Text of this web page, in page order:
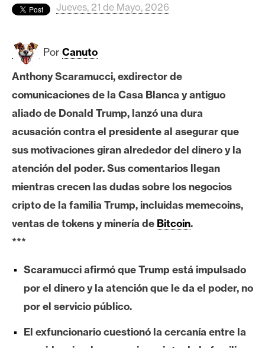
s
B
t
c
o
i
n
E
e
u
m
I
A
Jueves, 21 de Mayo, 2026
Por Canuto
Anthony Scaramucci, exdirector de
comunicaciones de la Casa Blanca y antiguo
aliado de Donald Trump, lanzó una dura
acusación contra el presidente al asegurar que
sus motivaciones giran alrededor del dinero y la
atención del poder. Sus comentarios llegan
mientras crecen las dudas sobre los negocios
cripto de la familia Trump, incluidas memecoins,
ventas de tokens y minería de Bitcoin.
***
Scaramucci afirmó que Trump está impulsado
por el dinero y la atención que le da el poder, no
por el servicio público.
El exfuncionario cuestionó la cercanía entre la